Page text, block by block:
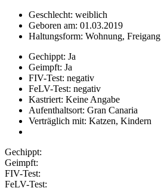
Geschlecht: weiblich
Geboren am: 01.03.2019
Haltungsform: Wohnung, Freigang
Gechippt: Ja
Geimpft: Ja
FIV-Test: negativ
FeLV-Test: negativ
Kastriert: Keine Angabe
Aufenthaltsort: Gran Canaria
Verträglich mit: Katzen, Kindern
Gechippt:
Geimpft:
FIV-Test:
FeLV-Test: